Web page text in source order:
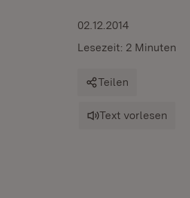
02.12.2014
Lesezeit: 2 Minuten
Teilen
Text vorlesen